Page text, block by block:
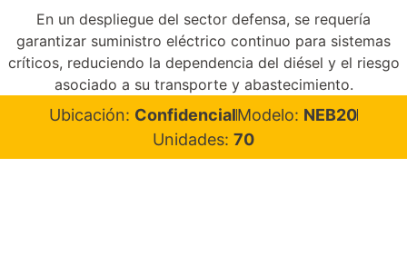
En un despliegue del sector defensa, se requería
garantizar suministro eléctrico continuo para sistemas
críticos, reduciendo la dependencia del diésel y el riesgo
asociado a su transporte y abastecimiento.
Ubicación: ConfidencialModelo: NEB20
Unidades: 70